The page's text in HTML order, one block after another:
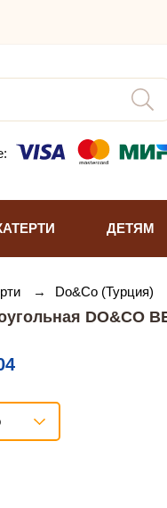
ДЕТЯМ
→ Do&Co (Турция)
DO&CO